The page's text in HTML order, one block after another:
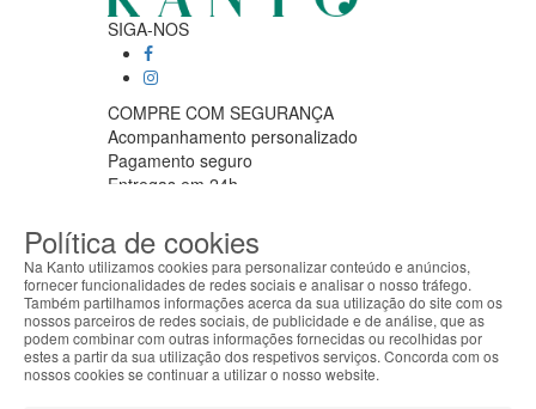
SIGA-NOS
COMPRE COM SEGURANÇA
Acompanhamento personalizado
Pagamento seguro
Entregas em 24h
Segunda a sexta feira
9:30 › 12:00
15:00 › 17:30
Clique para iniciar chat
PARCEIROS LOGISTICOS
ABOUT THE COOKIES
Kanto handles information about your visit using
cookies that improve the performance of the
Política de cookies
Na Kanto utilizamos cookies para personalizar conteúdo e anúncios,
fornecer funcionalidades de redes sociais e analisar o nosso tráfego.
Também partilhamos informações acerca da sua utilização do site com os
nossos parceiros de redes sociais, de publicidade e de análise, que as
podem combinar com outras informações fornecidas ou recolhidas por
estes a partir da sua utilização dos respetivos serviços. Concorda com os
nossos cookies se continuar a utilizar o nosso website.